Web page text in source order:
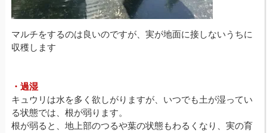
マルチをするのは良いのですが、実が地面に接しないうちに
収穫します
・過湿
キュウリは水を多く欲しがりますが、いつでも土が湿ってい
る状態では、根が弱ります。
根が弱ると、地上部のつるや葉の状態もわるくなり、実の育